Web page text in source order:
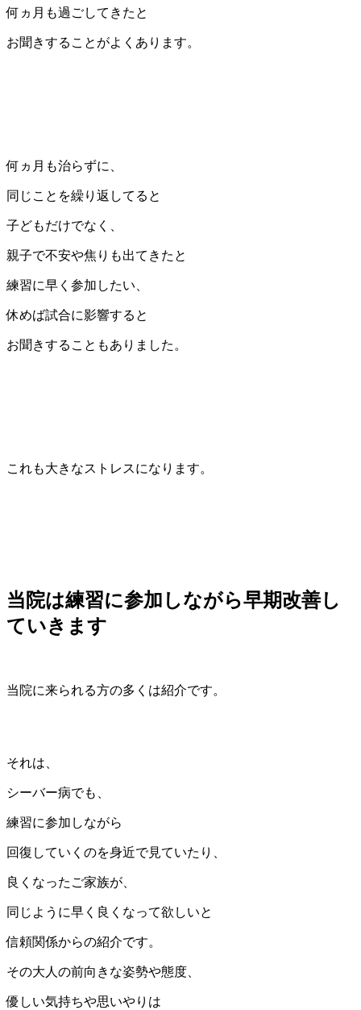
何ヵ月も過ごしてきたと
お聞きすることがよくあります。
何ヵ月も治らずに、
同じことを繰り返してると
子どもだけでなく、
親子で不安や焦りも出てきたと
練習に早く参加したい、
休めば試合に影響すると
お聞きすることもありました。
これも大きなストレスになります。
当院は練習に参加しながら早期改善し
ていきます
当院に来られる方の多くは紹介です。
それは、
シーバー病でも、
練習に参加しながら
回復していくのを身近で見ていたり、
良くなったご家族が、
同じように早く良くなって欲しいと
信頼関係からの紹介です。
その大人の前向きな姿勢や態度、
優しい気持ちや思いやりは